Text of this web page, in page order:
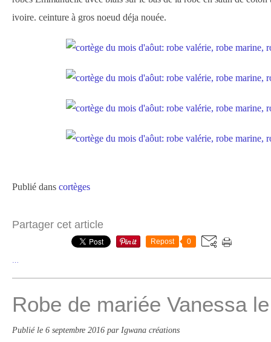
ivoire. ceinture à gros noeud déja nouée.
Publié dans cortèges
Partager cet article
Repost 0
Robe de mariée Vanessa
Publié le 6 septembre 2016 par Igwana créations